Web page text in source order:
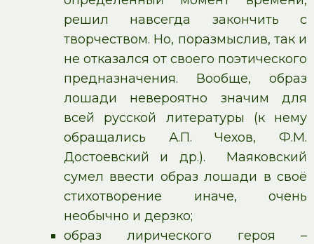
решил навсегда закончить с
творчеством. Но, поразмыслив, так и
не отказался от своего поэтического
предназначения. Вообще, образ
лошади невероятно значим для
всей русской литературы (к нему
обращались А.П. Чехов, Ф.М.
Достоевский и др.). Маяковский
сумел ввести образ лошади в своё
стихотворение иначе, очень
необычно и дерзко;
образ лирического героя –